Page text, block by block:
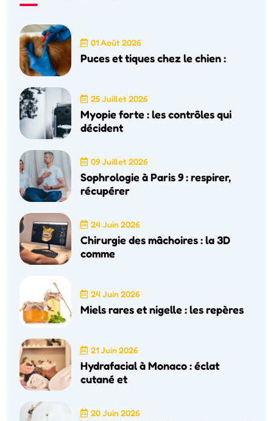
01 Août 2026
Puces et tiques chez le chien :
25 Juillet 2026
Myopie forte : les contrôles qui
décident
09 Juillet 2026
Sophrologie à Paris 9 : respirer,
récupérer
24 Juin 2026
Chirurgie des mâchoires : la 3D
comme
24 Juin 2026
Miels rares et nigelle : les repères
21 Juin 2026
Hydrafacial à Monaco : éclat
cutané et
20 Juin 2026